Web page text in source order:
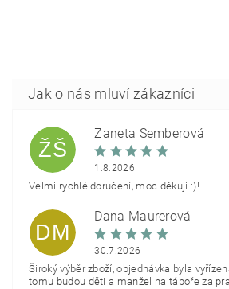
ŽŠ
Žaneta Šemberová
1.8.2026
Velmi rychlé doručení, moc děkuji :)!
DM
Dana Maurerová
30.7.2026
Široký výběr zboží, objednávka byla
tomu budou děti a manžel na táboře za